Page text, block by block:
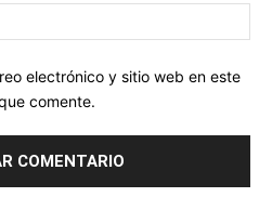
electrónico y sitio web en este
comente.